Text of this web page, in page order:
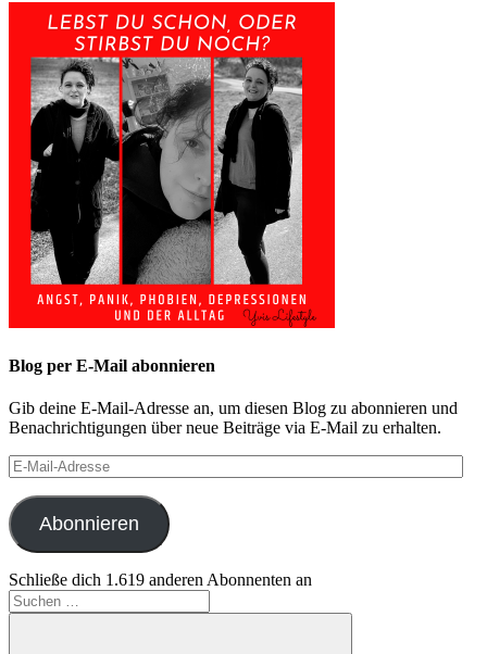
Blog per E-Mail abonnieren
Gib deine E-Mail-Adresse an, um diesen Blog zu abonnieren und
Benachrichtigungen über neue Beiträge via E-Mail zu erhalten.
E-
Mail-
Adresse
Abonnieren
Schließe dich 1.619 anderen Abonnenten an
Suchen
nach: